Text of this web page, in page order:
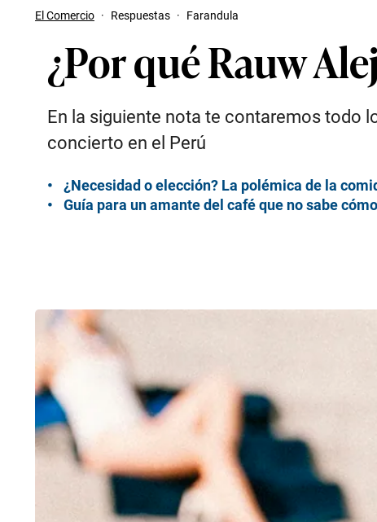
El Comercio · Respuestas · Farandula
¿Por qué Rauw
En la siguiente nota te contaremos todo
concierto en el Perú
¿Necesidad o elección? La polémica de la
Guía para un amante del café que no sabe